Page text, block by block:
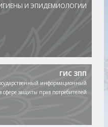
И ЭПИДЕМИОЛОГИИ
ГИС ЗПП
информационный
сфере защиты прав потребителей